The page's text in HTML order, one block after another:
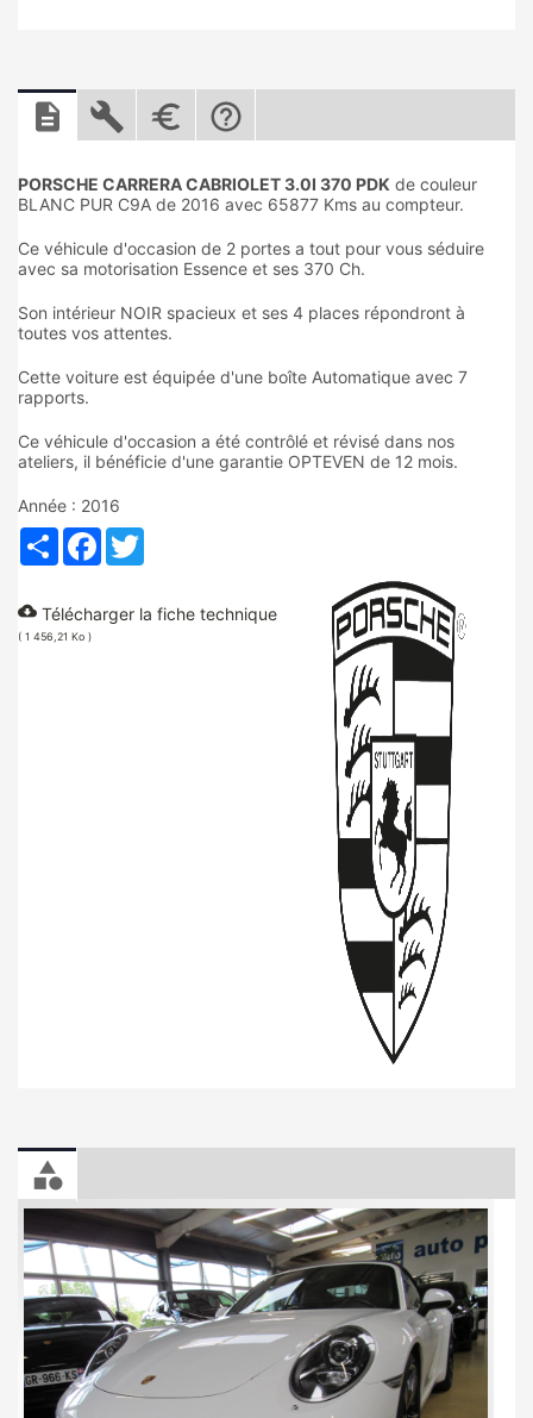
PORSCHE CARRERA CABRIOLET 3.0I 370 PDK de couleur
BLANC PUR C9A de 2016 avec 65877 Kms au compteur.
Ce véhicule d'occasion de 2 portes a tout pour vous séduire
avec sa motorisation Essence et ses 370 Ch.
Son intérieur NOIR spacieux et ses 4 places répondront à
toutes vos attentes.
Cette voiture est équipée d'une boîte Automatique avec 7
rapports.
Ce véhicule d'occasion a été contrôlé et révisé dans nos
ateliers, il bénéficie d'une garantie OPTEVEN de 12 mois.
Année : 2016
PartagerFacebook
cloud_download Télécharger la fiche technique
( 1 456,21 Ko )